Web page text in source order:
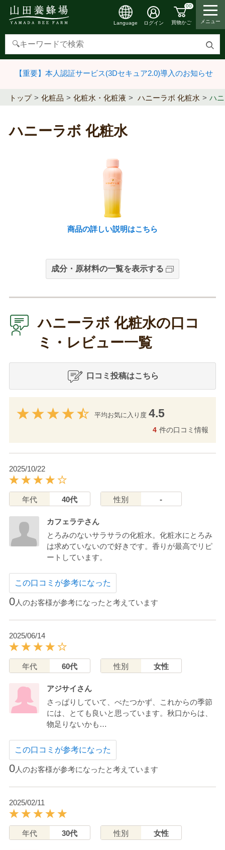
検
す
Language ログイン
00
買物かご メニュー
【重要】本人認証サービス(3Dセキュア2.0)導入のお知らせ
トップ 化粧品 化粧水・化粧液 ハニーラボ 化粧水 ハ
ハニーラボ 化粧水
商品の詳しい説明はこちら
成分・原材料の一覧を表示する
ハニーラボ 化粧水の口コ
ミ・レビュー一覧
口コミ投稿はこちら
平均お気に入り度 4.5
4 件の口コミ情報
2025/10/22
年代 40代 性別 -
カフェラテさん
とろみのないサラサラの化粧水。化粧水にとろみ
は求めていないので好きです。香りが最高でリピ
ートしています。
この口コミが参考になった
0人のお客様が参考になったと考えています
2025/06/14
年代 60代 性別 女性
アジサイさん
さっぱりしていて、べたつかず、これからの季節
には、とても良いと思っています。秋口からは、
物足りないかも…
この口コミが参考になった
0人のお客様が参考になったと考えています
2025/02/11
年代 30代 性別 女性